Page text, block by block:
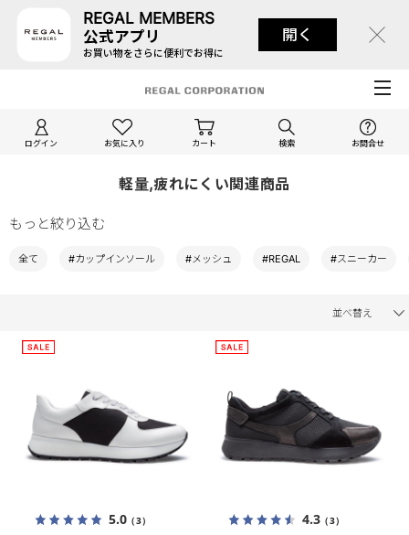
REGAL MEMBERS
公式アプリ
お買い物をさらに便利でお得に
開く
ログイン お気に入り カート 検索 お問合せ
軽量,疲れにくい関連商品
もっと絞り込む
全て #カップインソール #メッシュ #REGAL #スニーカー
並べ替え
5.0（3） 4.3（3）